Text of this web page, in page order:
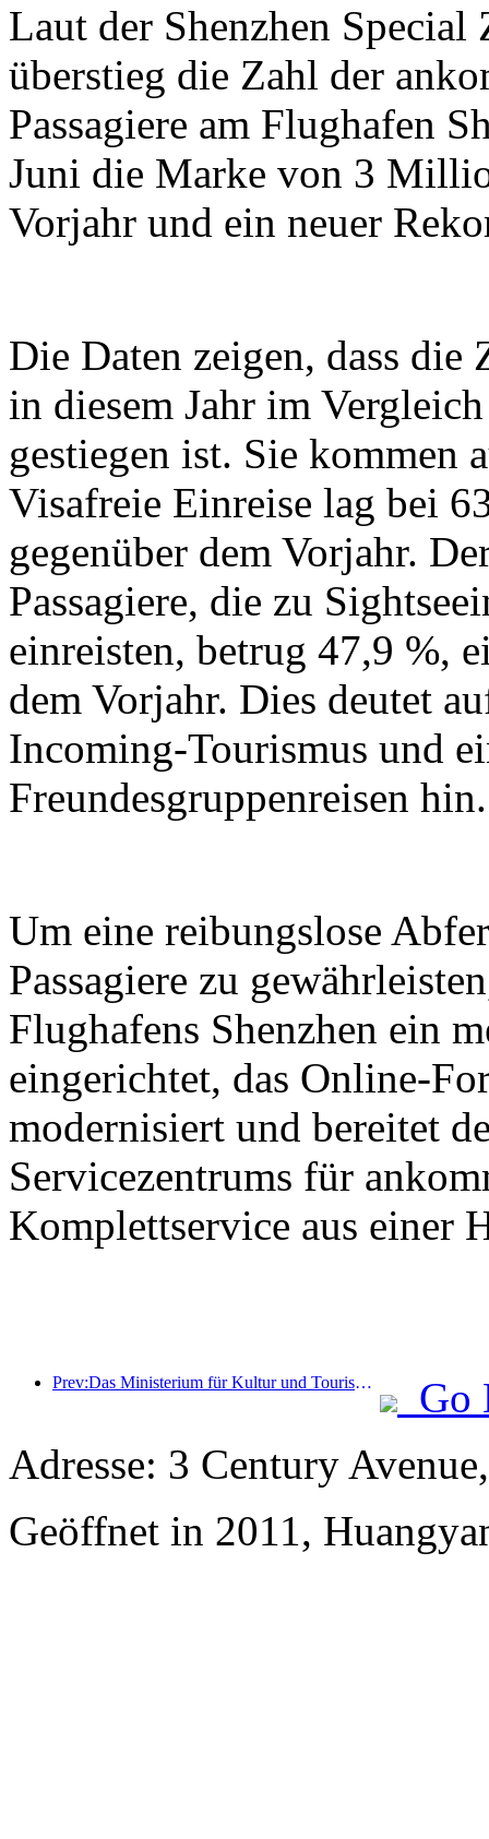
Laut der Shenzhen
überstieg die Zahl der
Passagiere am Flughafen
Juni die Marke von 3
Vorjahr und ein neuer
Die Daten zeigen, dass die
in diesem Jahr im
gestiegen ist. Sie kommen
Visafreie Einreise lag bei
gegenüber dem Vorjahr.
Passagiere, die zu
einreisten, betrug 47,9 %,
dem Vorjahr. Dies deutet
Incoming-Tourismus und
Freundesgruppenreisen hin.
Um eine reibungslose
Passagiere zu
Flughafens Shenzhen ein
eingerichtet, das Online-
modernisiert und bereitet
Servicezentrums für
Komplettservice aus einer
Prev:Das Ministerium für Kultur und Tourismus berichtete, dass im Jahr 2025 16.994 Sehenswürdigkeiten der Kategorie A 7,51 Milliarden Besucher empfangen und Tourismuseinnahmen in Höhe von 554,49 Milliarden Yuan generiert haben.
Go
Adresse: 3 Century
Geöffnet in 2011,